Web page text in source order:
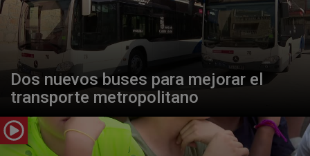
Dos nuevos buses para mejorar el
transporte metropolitano